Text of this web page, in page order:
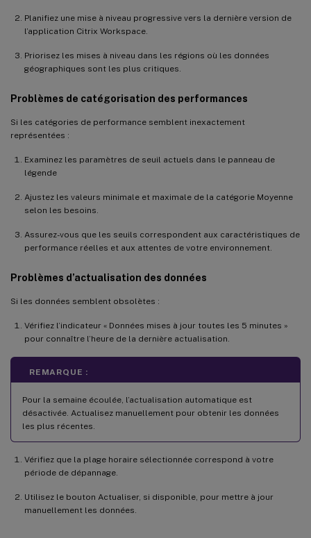
Planifiez une mise à niveau progressive vers la dernière version de
l’application Citrix Workspace.
Priorisez les mises à niveau dans les régions où les données
géographiques sont les plus critiques.
Problèmes de catégorisation des performances
Si les catégories de performance semblent inexactement
représentées :
Examinez les paramètres de seuil actuels dans le panneau de
légende
Ajustez les valeurs minimale et maximale de la catégorie Moyenne
selon les besoins.
Assurez-vous que les seuils correspondent aux caractéristiques de
performance réelles et aux attentes de votre environnement.
Problèmes d’actualisation des données
Si les données semblent obsolètes :
Vérifiez l’indicateur « Données mises à jour toutes les 5 minutes »
pour connaître l’heure de la dernière actualisation.
REMARQUE :
Pour la semaine écoulée, l’actualisation automatique est
désactivée. Actualisez manuellement pour obtenir les données
les plus récentes.
Vérifiez que la plage horaire sélectionnée correspond à votre
période de dépannage.
Utilisez le bouton Actualiser, si disponible, pour mettre à jour
manuellement les données.